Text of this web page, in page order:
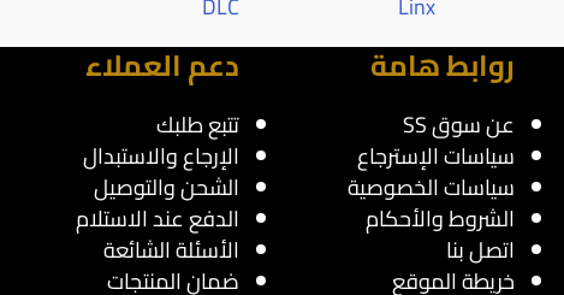
روابط هامة
عن سوق SS
سياسات الإسترجاع
سياسات الخصوصية
الشروط والأحكام
اتصل بنا
خريطة الموقع
دعم العملاء
تتبع طلبك
الإرجاع والاستبدال
الشحن والتوصيل
الدفع عند الاستلام
الأسئلة الشائعة
ضمان المنتجات